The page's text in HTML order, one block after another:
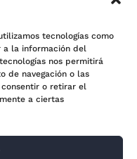
tecnologías como
a la información del
nos permitirá
de navegación o las
consentir o retirar el
a ciertas